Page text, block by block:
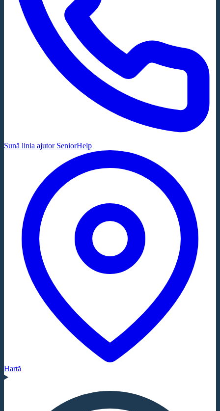
Sună linia ajutor SeniorHelp
Hartă